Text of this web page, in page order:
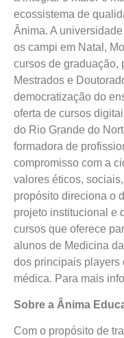
ecossistema de
Ânima. A
os campi em Natal,
cursos de graduação,
Mestrados e
democratização do
oferta de cursos
do Rio Grande do
formadora de
compromisso com a
valores éticos,
propósito direciona o
projeto institucional e
cursos que oferece
alunos de Medicina
dos principais players
médica. Para mais
Sobre a Ânima
Com o propósito de